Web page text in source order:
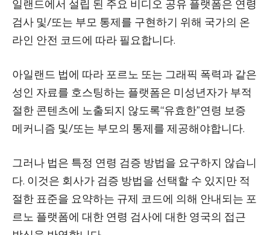
일랜드에서 설립 된 주요 비디오 공유 플랫폼은 연령
검사 및/또는 부모 통제를 구현하기 위해 국가의 온
라인 안전 코드에 따라 필요합니다.
아일랜드 법에 따라 포르노 또는 그래픽 폭력과 같은
성인 자료를 호스팅하는 플랫폼은 미성년자가 부적
절한 콘텐츠에 노출되지 않도록“유효한”연령 보증
메커니즘 및/또는 부모의 통제를 제공해야합니다.
그러나 법은 특정 연령 검증 방법을 요구하지 않습니
다. 이것은 회사가 검증 방법을 선택할 수 있지만 적
절한 표준을 요약하는 규제 코드에 의해 안내되는 포
르노 플랫폼에 대한 연령 검사에 대한 영국의 접근